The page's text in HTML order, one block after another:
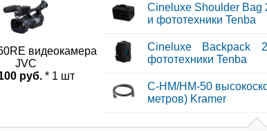
видеокамера
JVC
руб. * 1 шт
Cineluxe Shoulder Bag
и фототехники Tenba
Cineluxe Backpack
фототехники Tenba
C-HM/HM-50
метров) Kramer